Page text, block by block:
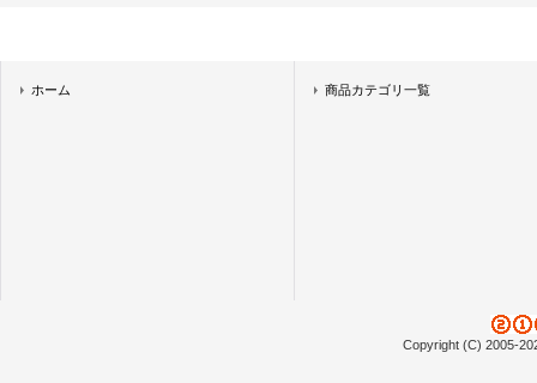
ホーム 商品カテゴリ一覧
Copyright (C) 2005-